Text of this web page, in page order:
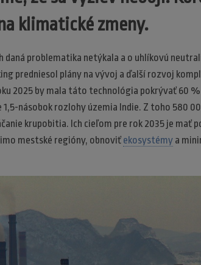
klimatické zmeny.
daná problematika netýkala a o uhlíkovú
predniesol plány na vývoj a ďalší rozvoj
2025 by mala táto technológia pokrývať 60
násobok rozlohy územia Indie. Z toho 580
krupobitia. Ich cieľom pre rok 2035 je mať
mestské regióny, obnoviť ekosystémy a